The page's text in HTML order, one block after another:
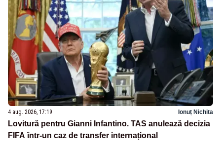
4 aug. 2026, 17:19 Ionuț Nichita
Lovitură pentru Gianni Infantino. TAS anulează decizia
FIFA într-un caz de transfer internațional